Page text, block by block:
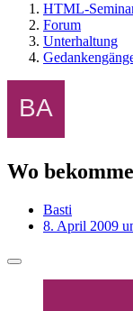
HTML-
Forum
Unterhaltung
Wo
Basti
8. April 2009